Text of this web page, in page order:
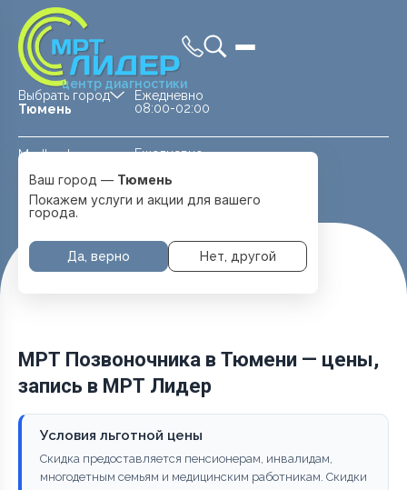
центр диагностики
Выбрать город
Тюмень
Medland —
Тюмень
Ежедневно
08:00-02:00
Ежедневно
Перейти
Ваш город — Тюмень
Покажем услуги и акции для вашего
города.
Да, верно Нет, другой
Главная Услуги и цены МРТ Позвоночника
МРТ Позвоночника в Тюмени — цены,
запись в МРТ Лидер
Условия льготной цены
Скидка предоставляется пенсионерам, инвалидам,
многодетным семьям и медицинским работникам. Скидки